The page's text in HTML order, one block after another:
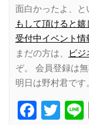
面白かったよ、と
もして頂けると嬉
受付中イベント情
まだの方は、
ビ
ぞ。 会員登録は無
明日は野村君です